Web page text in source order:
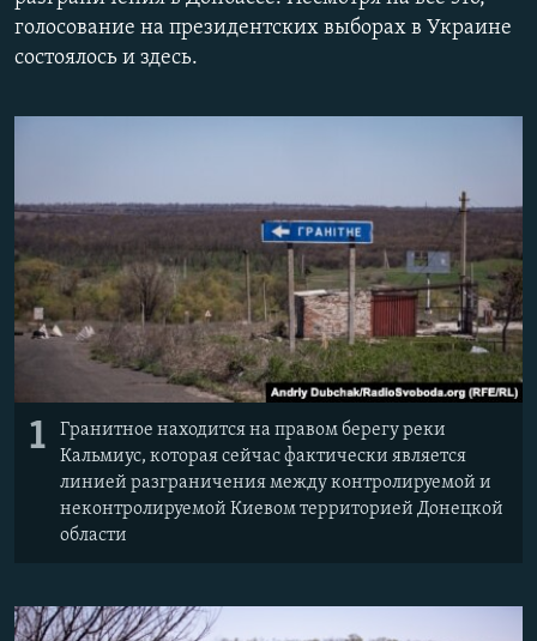
СОЦИАЛЬНЫЕ СЕТИ
Все сайты РСЕ/РС
голосование на президентских выборах в Украине
состоялось и здесь.
1
Гранитное находится на правом берегу реки
Кальмиус, которая сейчас фактически является
линией разграничения между контролируемой и
неконтролируемой Киевом территорией Донецкой
области